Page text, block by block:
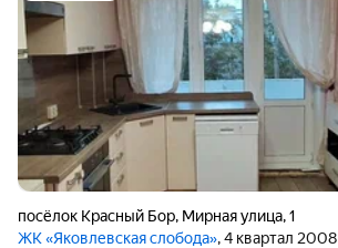
посёлок Красный Бор, Мирная улица,1
ЖК «Яковлевская слобода», 4 квартал 2008